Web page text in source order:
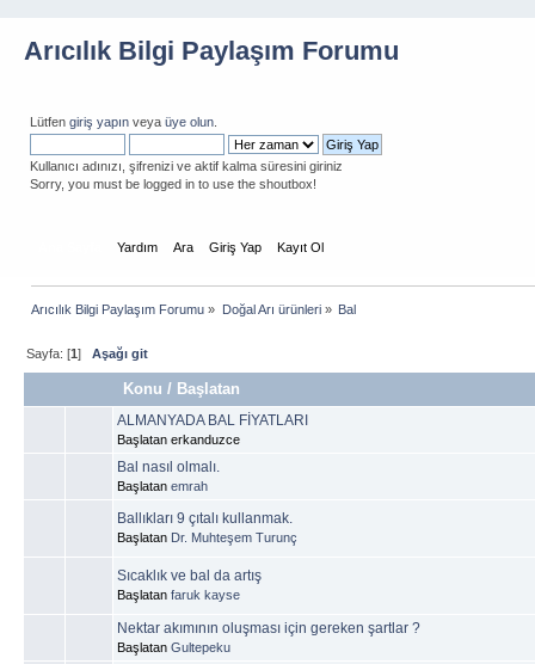
Arıcılık Bilgi Paylaşım Forumu
Lütfen giriş yapın veya üye olun
Kullanıcı adınızı, şifrenizi ve aktif kalma süresini giriniz
Sorry, you must be logged in to use the shoutbox!
Yardım Ara Giriş Yap Kayıt Ol
Arıcılık Bilgi Paylaşım Forumu » Doğal Arı ürünleri» Bal
Sayfa: [1]Aşağı git
Konu / Başlatan
ALMANYADA BAL FİYATLARI
Başlatan erkanduzce
Bal nasıl olmalı.
Başlatan emrah
Ballıkları 9 çıtalı kullanmak.
Başlatan Dr. Muhteşem Turunç
Sıcaklık ve bal da artış
Başlatan faruk kayse
Nektar akımının oluşması için gereken şartlar ?
Başlatan Gultepeku